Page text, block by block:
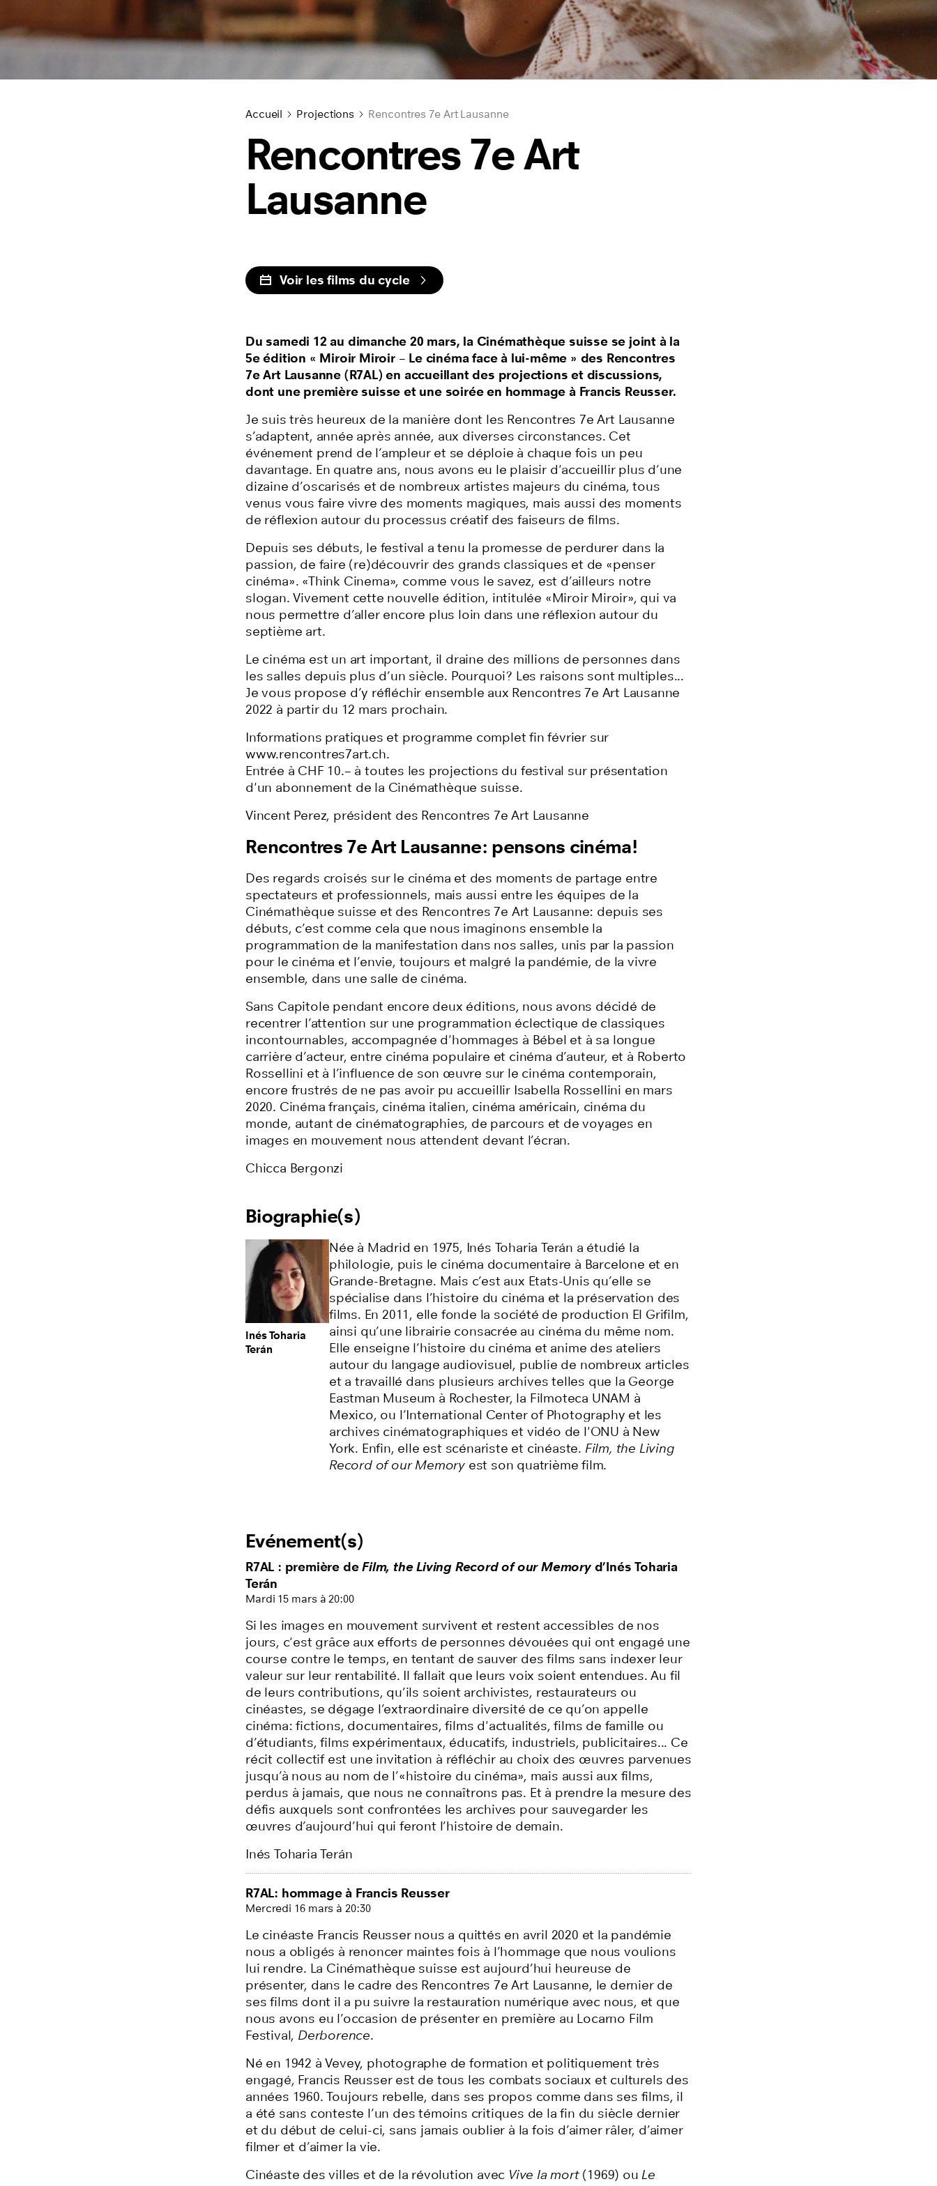
Accueil Projections Rencontres 7e Art Lausanne
Rencontres 7e Art
Lausanne
Voir les films du cycle
Du samedi 12 au dimanche 20 mars, la Cinémathèque suisse se joint à la
5e édition « Miroir Miroir – Le cinéma face à lui-même » des Rencontres
7e Art Lausanne (R7AL) en accueillant des projections et discussions,
dont une première suisse et une soirée en hommage à Francis Reusser.
Je suis très heureux de la manière dont les Rencontres 7e Art Lausanne
s’adaptent, année après année, aux diverses circonstances. Cet
événement prend de l’ampleur et se déploie à chaque fois un peu
davantage. En quatre ans, nous avons eu le plaisir d'accueillir plus d’une
dizaine d’oscarisés et de nombreux artistes majeurs du cinéma, tous
venus vous faire vivre des moments magiques, mais aussi des moments
de réflexion autour du processus créatif des faiseurs de films.
Depuis ses débuts, le festival a tenu la promesse de perdurer dans la
passion, de faire (re)découvrir des grands classiques et de «penser
cinéma». «Think Cinema», comme vous le savez, est d’ailleurs notre
slogan. Vivement cette nouvelle édition, intitulée «Miroir Miroir», qui va
nous permettre d’aller encore plus loin dans une réflexion autour du
septième art.
Le cinéma est un art important, il draine des millions de personnes dans
les salles depuis plus d’un siècle. Pourquoi? Les raisons sont multiples...
Je vous propose d’y réfléchir ensemble aux Rencontres 7e Art Lausanne
2022 à partir du 12 mars prochain.
Informations pratiques et programme complet fin février sur
www.rencontres7art.ch.
Entrée à CHF 10.– à toutes les projections du festival sur présentation
d'un abonnement de la Cinémathèque suisse.
Vincent Perez, président des Rencontres 7e Art Lausanne
Rencontres 7e Art Lausanne: pensons cinéma!
Des regards croisés sur le cinéma et des moments de partage entre
spectateurs et professionnels, mais aussi entre les équipes de la
Cinémathèque suisse et des Rencontres 7e Art Lausanne: depuis ses
débuts, c’est comme cela que nous imaginons ensemble la
programmation de la manifestation dans nos salles, unis par la passion
pour le cinéma et l’envie, toujours et malgré la pandémie, de la vivre
ensemble, dans une salle de cinéma.
Sans Capitole pendant encore deux éditions, nous avons décidé de
recentrer l’attention sur une programmation éclectique de classiques
incontournables, accompagnée d'hommages à Bébel et à sa longue
carrière d’acteur, entre cinéma populaire et cinéma d’auteur, et à Roberto
Rossellini et à l’influence de son œuvre sur le cinéma contemporain,
encore frustrés de ne pas avoir pu accueillir Isabella Rossellini en mars
2020. Cinéma français, cinéma italien, cinéma américain, cinéma du
monde, autant de cinématographies, de parcours et de voyages en
images en mouvement nous attendent devant l’écran.
Chicca Bergonzi
Biographie(s)
Inés Toharia
Terán
Née à Madrid en 1975, Inés Toharia Terán a étudié la
philologie, puis le cinéma documentaire à Barcelone et en
Grande-Bretagne. Mais c’est aux Etats-Unis qu’elle se
spécialise dans l’histoire du cinéma et la préservation des
films. En 2011, elle fonde la société de production El Grifilm,
ainsi qu’une librairie consacrée au cinéma du même nom.
Elle enseigne l’histoire du cinéma et anime des ateliers
autour du langage audiovisuel, publie de nombreux articles
et a travaillé dans plusieurs archives telles que la George
Eastman Museum à Rochester, la Filmoteca UNAM à
Mexico, ou l’International Center of Photography et les
archives cinématographiques et vidéo de l'ONU à New
York. Enfin, elle est scénariste et cinéaste. Film, the Living
Record of our Memory est son quatrième film.
Evénement(s)
R7AL : première deFilm, the Living Record of our Memory d’Inés Toharia
Terán
Mardi 15 mars à 20:00
Si les images en mouvement survivent et restent accessibles de nos
jours, c'est grâce aux efforts de personnes dévouées qui ont engagé une
course contre le temps, en tentant de sauver des films sans indexer leur
valeur sur leur rentabilité. Il fallait que leurs voix soient entendues. Au fil
de leurs contributions, qu’ils soient archivistes, restaurateurs ou
cinéastes, se dégage l’extraordinaire diversité de ce qu’on appelle
cinéma: fictions, documentaires, films d'actualités, films de famille ou
d’étudiants, films expérimentaux, éducatifs, industriels, publicitaires... Ce
récit collectif est une invitation à réfléchir au choix des œuvres parvenues
jusqu’à nous au nom de l’«histoire du cinéma», mais aussi aux films,
perdus à jamais, que nous ne connaîtrons pas. Et à prendre la mesure des
défis auxquels sont confrontées les archives pour sauvegarder les
œuvres d’aujourd’hui qui feront l’histoire de demain.
Inés Toharia Terán
R7AL: hommage à Francis Reusser
Mercredi 16 mars à 20:30
Le cinéaste Francis Reusser nous a quittés en avril 2020 et la pandémie
nous a obligés à renoncer maintes fois à l’hommage que nous voulions
lui rendre. La Cinémathèque suisse est aujourd’hui heureuse de
présenter, dans le cadre des Rencontres 7e Art Lausanne, le dernier de
ses films dont il a pu suivre la restauration numérique avec nous, et que
nous avons eu l’occasion de présenter en première au Locarno Film
Festival, Derborence.
Né en 1942 à Vevey, photographe de formation et politiquement très
engagé, Francis Reusser est de tous les combats sociaux et culturels des
années 1960. Toujours rebelle, dans ses propos comme dans ses films, il
a été sans conteste l’un des témoins critiques de la fin du siècle dernier
et du début de celui-ci, sans jamais oublier à la fois d’aimer râler, d’aimer
filmer et d’aimer la vie.
Cinéaste des villes et de la révolution avec Vive la mort (1969) ou Le